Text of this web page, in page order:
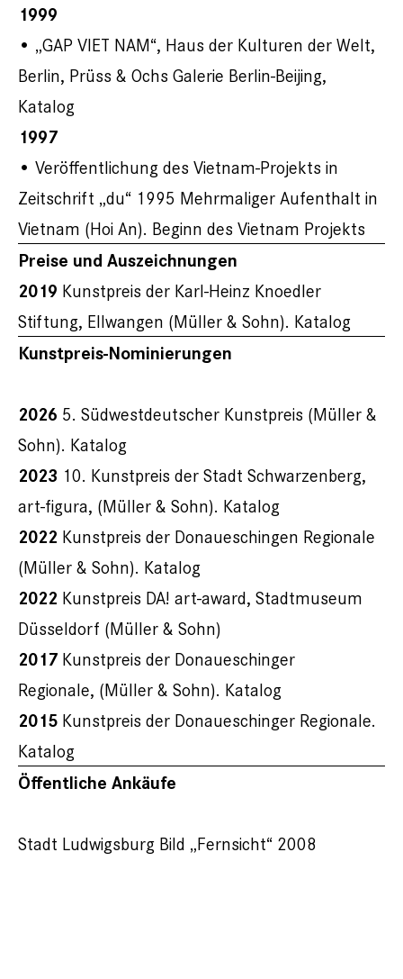
1999
• „GAP VIET NAM“, Haus der Kulturen der Welt,
Berlin, Prüss & Ochs Galerie Berlin-Beijing,
Katalog
1997
• Veröffentlichung des Vietnam-Projekts in
Zeitschrift „du“ 1995 Mehrmaliger Aufenthalt in
Vietnam (Hoi An). Beginn des Vietnam Projekts
Preise und Auszeichnungen
2019 Kunstpreis der Karl-Heinz Knoedler
Stiftung, Ellwangen (Müller & Sohn). Katalog
Kunstpreis-Nominierungen
2026 5. Südwestdeutscher Kunstpreis (Müller &
Sohn). Katalog
2023 10. Kunstpreis der Stadt Schwarzenberg,
art-figura, (Müller & Sohn). Katalog
2022 Kunstpreis der Donaueschingen Regionale
(Müller & Sohn). Katalog
2022 Kunstpreis DA! art-award, Stadtmuseum
Düsseldorf (Müller & Sohn)
2017 Kunstpreis der Donaueschinger
Regionale, (Müller & Sohn). Katalog
2015 Kunstpreis der Donaueschinger Regionale.
Katalog
Öffentliche Ankäufe
Stadt Ludwigsburg Bild „Fernsicht“ 2008